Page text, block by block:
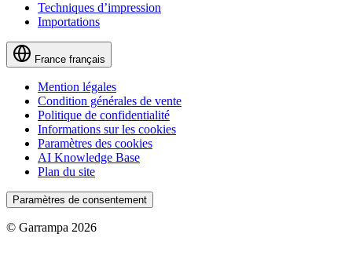
Techniques d’impression
Importations
France français
Mention légales
Condition générales de vente
Politique de confidentialité
Informations sur les cookies
Paramètres des cookies
AI Knowledge Base
Plan du site
Paramètres de consentement
© Garrampa 2026